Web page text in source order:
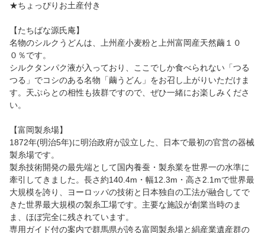
★ちょっぴりお土産付き
【たちばな源氏庵】
名物のシルクうどんは、上州産小麦粉と上州富岡産天然繭１０
０％です。
シルクタンパク液が入っており、ここでしか食べられない「つる
つる」でコシのある名物「繭うどん」をお召し上がりいただけま
す。天ぷらとの相性も抜群ですので、ぜひ一緒にお楽しみくださ
い。
【富岡製糸場】
1872年(明治5年)に明治政府が設立した、日本で最初の官営の器械
製糸場です。
製糸技術開発の最先端として国内養蚕・製糸業を世界一の水準に
牽引してきました。長さ約140.4m・幅12.3m・高さ2.1mで世界最
大規模を誇り、ヨーロッパの技術と日本独自の工法が融合してで
きた世界最大規模の製糸工場です。主要な施設が創業当時のま
ま、ほぼ完全に残されています。
専用ガイド付の案内で群馬県が誇る富岡製糸場と絹産業遺産群の